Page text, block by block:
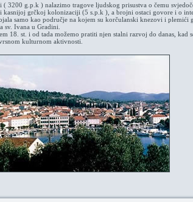
3200 g.p.k ) nalazimo tragove ljudskog prisustva o čemu
kasnijoj grčkoj kolonizaciji (5 s.p.k ), a brojni ostaci govore i o
samo kao područje na kojem su korčulanski knezovi i plemići
sv. Ivana u Gradini.
18. st. i od tada možemo pratiti njen stalni razvoj do danas, kad
kulturnom aktivnosti.